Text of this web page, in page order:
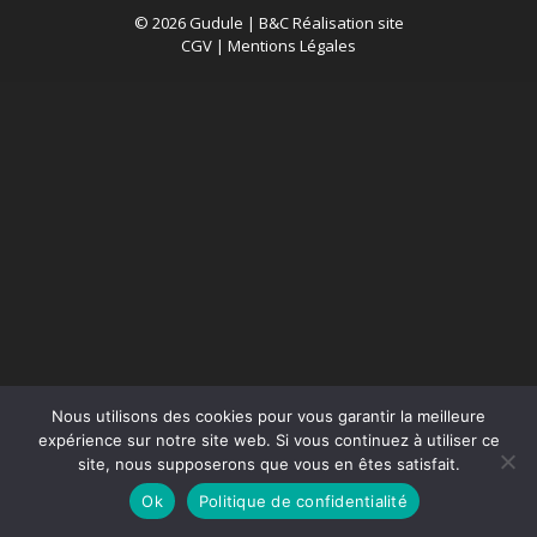
© 2026 Gudule | B&C Réalisation site
CGV | Mentions Légales
Nous utilisons des cookies pour vous garantir la meilleure
expérience sur notre site web. Si vous continuez à utiliser ce
site, nous supposerons que vous en êtes satisfait.
Ok
Politique de confidentialité